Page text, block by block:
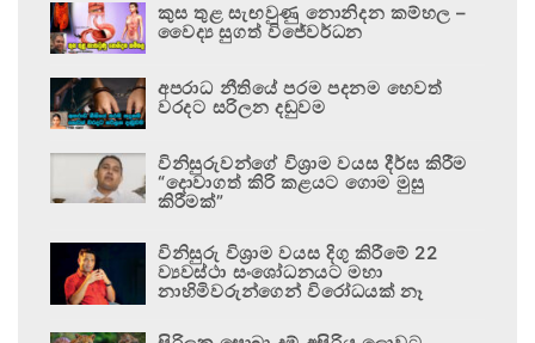
කුස තුළ සැඟවුණු නොනිදන කම්හල –
වෛද්‍ය සුගත් විජේවර්ධන
අපරාධ නීතියේ පරම පදනම හෙවත්
වරදට සරිලන දඬුවම
විනිසුරුවන්ගේ විශ්‍රාම වයස දීර්ඝ කිරීම
“දොවාගත් කිරි කළයට ගොම මුසු
කිරීමක්”
විනිසුරු විශ්‍රාම වයස දිගු කිරීමේ 22
ව්‍යවස්ථා සංශෝධනයට මහා
නාහිමිවරුන්ගෙන් විරෝධයක් නෑ